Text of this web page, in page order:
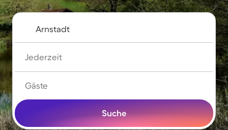
Jederzeit
Gäste
Suche